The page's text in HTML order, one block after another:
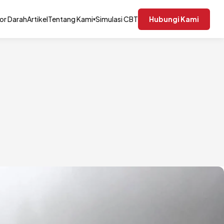
DarahArtikelTentang Kami▾Simulasi CBT Hubungi Kami